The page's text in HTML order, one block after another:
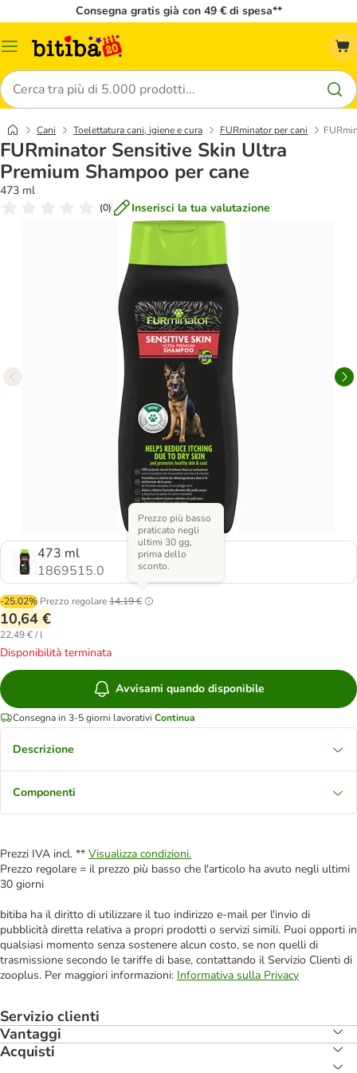
Consegna gratis già con 49 € di spesa**
Overview
Cerca
Cani Toelettatura cani, igiene e cura FURminator per cani
FURminator Sensitive Skin Ultra
Premium Shampoo per cane
473 ml
(0) Inserisci la tua valutazione
473 ml
1869515.0
-25.02% Prezzo regolare14,19 €
Prezzo più basso
praticato negli
ultimi 30 gg,
prima dello
sconto.
10,64 €
22,49 € / l
Disponibilità terminata
Avvisami quando disponibile
Consegna in 3-5 giorni lavorativi Continua
Descrizione
Componenti
Prezzi IVA incl. ** Visualizza condizioni.
Prezzo regolare = il prezzo più basso che l'articolo ha avuto negli ultimi
30 giorni
bitiba ha il diritto di utilizzare il tuo indirizzo e-mail per l'invio di
pubblicità diretta relativa a propri prodotti o servizi simili. Puoi opporti in
qualsiasi momento senza sostenere alcun costo, se non quelli di
trasmissione secondo le tariffe di base, contattando il Servizio Clienti di
zooplus. Per maggiori informazioni: Informativa sulla Privacy
Servizio clienti
Vantaggi
Acquisti